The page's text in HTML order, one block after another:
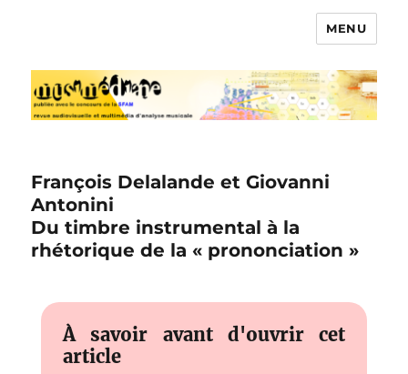
MENU
François Delalande et Giovanni
Antonini
Du timbre instrumental à la
rhétorique de la « prononciation »
À savoir avant d'ouvrir cet
article